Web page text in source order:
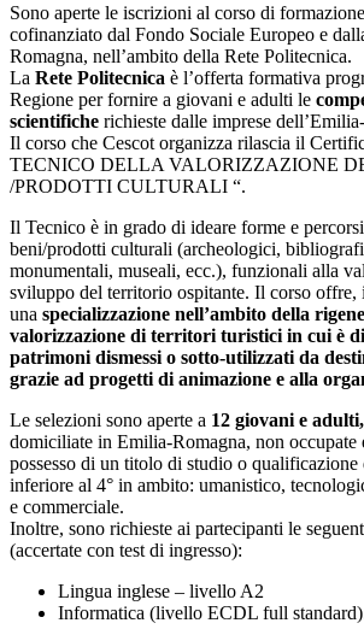
Sono aperte le iscrizioni al corso di
cofinanziato dal Fondo Sociale Europeo e
Romagna, nell’ambito della Rete Politecnica.
La Rete Politecnica è l’offerta formativa
Regione per fornire a giovani e adulti le
scientifiche richieste dalle imprese
Il corso che Cescot organizza rilascia il
TECNICO DELLA VALORIZZAZIONE
/PRODOTTI CULTURALI “.
Il Tecnico è in grado di ideare forme e
beni/prodotti culturali (archeologici,
monumentali, museali, ecc.), funzionali alla
sviluppo del territorio ospitante. Il corso offre,
una specializzazione nell’ambito della
valorizzazione di territori turistici in cui è
patrimoni dismessi o sotto-utilizzati da
grazie ad progetti di animazione e alla
Le selezioni sono aperte a 12 giovani e adulti,
domiciliate in Emilia-Romagna, non occupate
possesso di un titolo di studio o
inferiore al 4° in ambito: umanistico,
e commerciale.
Inoltre, sono richieste ai partecipanti le
(accertate con test di ingresso):
Lingua inglese – livello A2
Informatica (livello ECDL full